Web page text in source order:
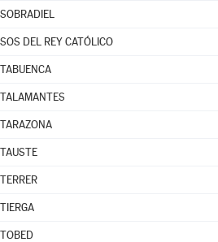
SOBRADIEL
SOS DEL REY CATÓLICO
TABUENCA
TALAMANTES
TARAZONA
TAUSTE
TERRER
TIERGA
TOBED